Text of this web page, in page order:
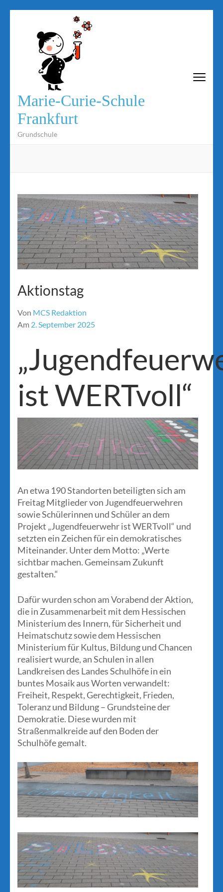
springen
(Eingabetaste
drücken)
Marie-Curie-Schule
Frankfurt
Grundschule
Aktionstag
Von MCS Redaktion
Am 2. September 2025
ist WERTvoll“
An etwa 190 Standorten beteiligten sich am
Freitag Mitglieder von Jugendfeuerwehren
sowie Schülerinnen und Schüler an dem
Projekt „Jugendfeuerwehr ist WERTvoll“ und
setzten ein Zeichen für ein demokratisches
Miteinander. Unter dem Motto: „Werte
sichtbar machen. Gemeinsam Zukunft
gestalten.“
Dafür wurden schon am Vorabend der Aktion,
die in Zusammenarbeit mit dem Hessischen
Ministerium des Innern, für Sicherheit und
Heimatschutz sowie dem Hessischen
Ministerium für Kultus, Bildung und Chancen
realisiert wurde, an Schulen in allen
Landkreisen des Landes Schulhöfe in ein
buntes Mosaik aus Worten verwandelt:
Freiheit, Respekt, Gerechtigkeit, Frieden,
Toleranz und Bildung – Grundsteine der
Demokratie. Diese wurden mit
Straßenmalkreide auf den Boden der
Schulhöfe gemalt.